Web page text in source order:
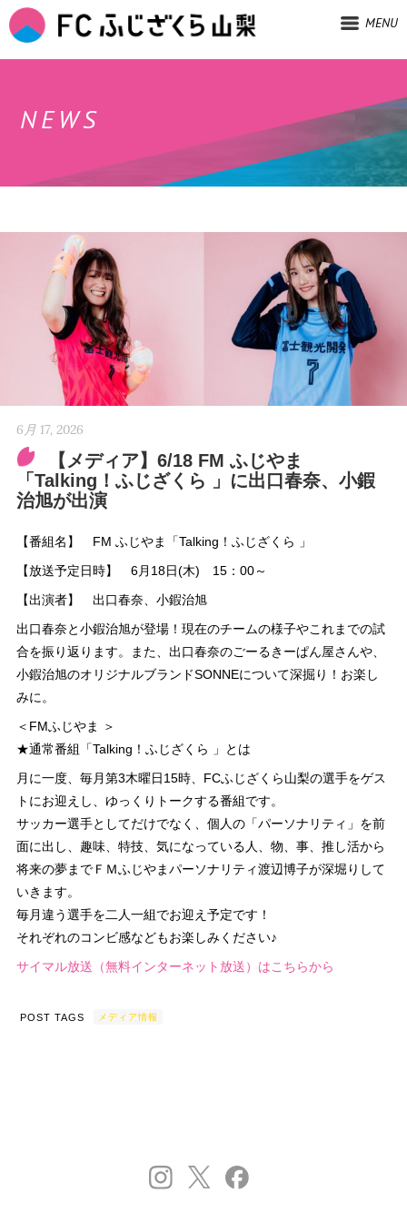
MENU
NEWS
6月 17, 2026
【メディア】6/18 FM ふじやま
「Talking！ふじざくら 」に出口春奈、小鍜
治旭が出演
【番組名】 FM ふじやま「Talking！ふじざくら 」
【放送予定日時】 6月18日(木) 15：00～
【出演者】 出口春奈、小鍜治旭
出口春奈と小鍜治旭が登場！現在のチームの様子やこれまでの試
合を振り返ります。また、出口春奈のごーるきーぱん屋さんや、
小鍜治旭のオリジナルブランドSONNEについて深掘り！お楽し
みに。
＜FMふじやま ＞
★通常番組「Talking！ふじざくら 」とは
月に一度、毎月第3木曜日15時、FCふじざくら山梨の選手をゲス
トにお迎えし、ゆっくりトークする番組です。
サッカー選手としてだけでなく、個人の「パーソナリティ」を前
面に出し、趣味、特技、気になっている人、物、事、推し活から
将来の夢までＦＭふじやまパーソナリティ渡辺博子が深堀りして
いきます。
毎月違う選手を二人一組でお迎え予定です！
それぞれのコンビ感などもお楽しみください♪
サイマル放送（無料インターネット放送）はこちらから
POST TAGS メディア情報